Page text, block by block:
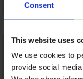
Consent
This website uses
We use cookies to
provide social